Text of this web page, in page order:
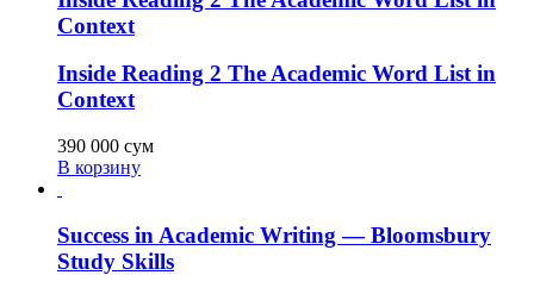
Context
Inside Reading 2 The Academic Word List in
Context
390 000 сум
В корзину
Success in Academic Writing — Bloomsbury
Study Skills